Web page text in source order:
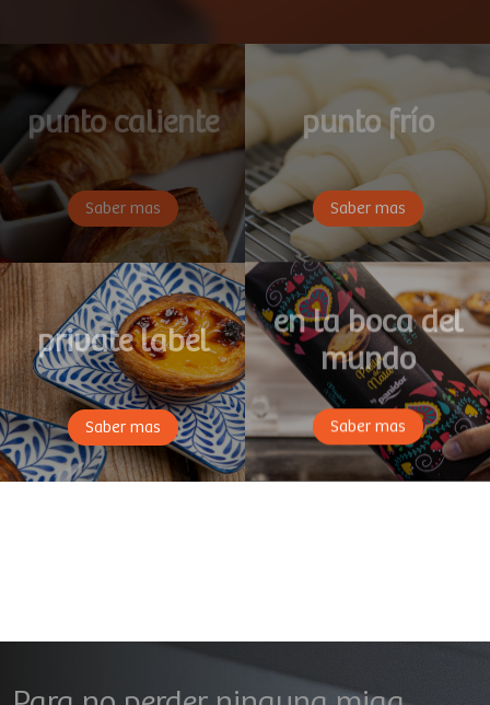
punto caliente
Saber mas
punto frío
Saber mas
private label
Saber mas
en la boca del
mundo
Saber mas